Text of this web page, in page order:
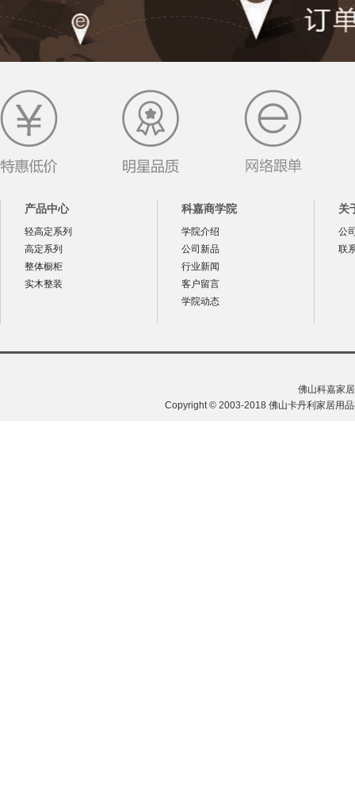
产品中心
轻高定系列
高定系列
整体橱柜
实木整装
科嘉商学院
学院介绍
公司新品
行业新闻
客户留言
学院动态
关
公
联
佛山科嘉家
Copyright © 2003-2018 佛山卡丹利家居用